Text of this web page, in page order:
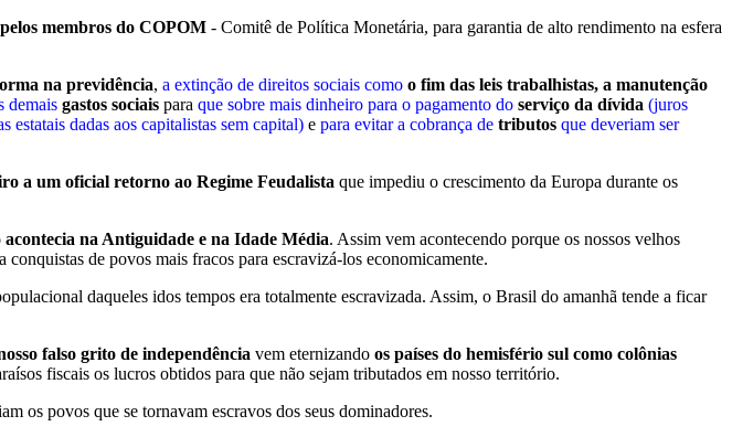
membros do COPOM - Comitê de Política Monetária, para garantia de alto rendimento na esfera
na previdência, a extinção de direitos sociais como o fim das leis trabalhistas, a manutenção
demais gastos sociais para que sobre mais dinheiro para o pagamento do serviço da dívida (juros
estatais dadas aos capitalistas sem capital) e para evitar a cobrança de tributos que deveriam ser
a um oficial retorno ao Regime Feudalista que impediu o crescimento da Europa durante os
na Antiguidade e na Idade Média. Assim vem acontecendo porque os nossos velhos
de povos mais fracos para escravizá-los economicamente.
daqueles idos tempos era totalmente escravizada. Assim, o Brasil do amanhã tende a ficar
falso grito de independência vem eternizando os países do hemisfério sul como colônias
fiscais os lucros obtidos para que não sejam tributados em nosso território.
os povos que se tornavam escravos dos seus dominadores.